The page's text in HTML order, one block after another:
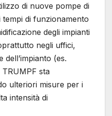
di nuove pompe di
di funzionamento
degli impianti
negli uffici,
dell’impianto (es.
sta
ulteriori misure per i
intensità di